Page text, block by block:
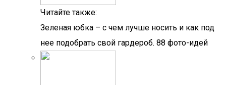
Читайте также:
Зеленая юбка – с чем лучше носить и как под
нее подобрать свой гардероб. 88 фото-идей